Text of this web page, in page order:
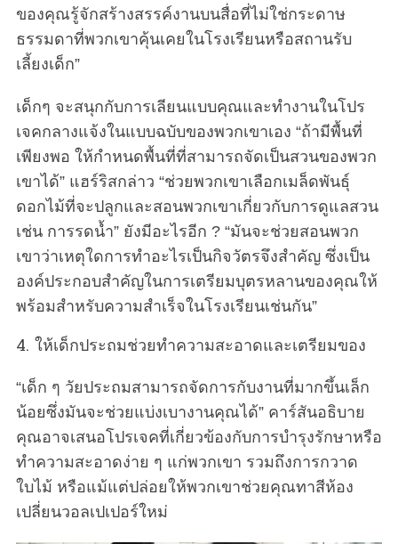
ของคุณรู้จักสร้างสรรค์งานบนสื่อที่ไม่ใช่กระดาษ
ธรรมดาที่พวกเขาคุ้นเคยในโรงเรียนหรือสถานรับ
เลี้ยงเด็ก”
เด็กๆ จะสนุกกับการเลียนแบบคุณและทำงานในโปร
เจคกลางแจ้งในแบบฉบับของพวกเขาเอง “ถ้ามีพื้นที่
เพียงพอ ให้กำหนดพื้นที่ที่สามารถจัดเป็นสวนของพวก
เขาได้” แฮร์ริสกล่าว “ช่วยพวกเขาเลือกเมล็ดพันธุ์
ดอกไม้ที่จะปลูกและสอนพวกเขาเกี่ยวกับการดูแลสวน
เช่น การรดน้ำ” ยังมีอะไรอีก ? “มันจะช่วยสอนพวก
เขาว่าเหตุใดการทำอะไรเป็นกิจวัตรจึงสำคัญ ซึ่งเป็น
องค์ประกอบสำคัญในการเตรียมบุตรหลานของคุณให้
พร้อมสำหรับความสำเร็จในโรงเรียนเช่นกัน”
4. ให้เด็กประถมช่วยทำความสะอาดและเตรียมของ
“เด็ก ๆ วัยประถมสามารถจัดการกับงานที่มากขึ้นเล็ก
น้อยซึ่งมันจะช่วยแบ่งเบางานคุณได้” คาร์สันอธิบาย
คุณอาจเสนอโปรเจคที่เกี่ยวข้องกับการบำรุงรักษาหรือ
ทำความสะอาดง่าย ๆ แก่พวกเขา รวมถึงการกวาด
ใบไม้ หรือแม้แต่ปล่อยให้พวกเขาช่วยคุณทาสีห้อง
เปลี่ยนวอลเปเปอร์ใหม่